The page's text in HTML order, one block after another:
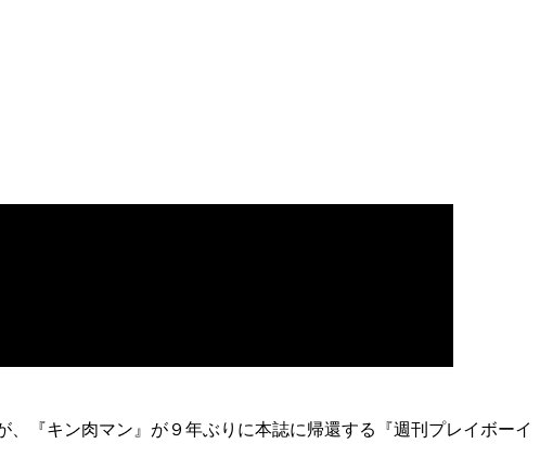
、『キン肉マン』が９年ぶりに本誌に帰還する『週刊プレイボーイ